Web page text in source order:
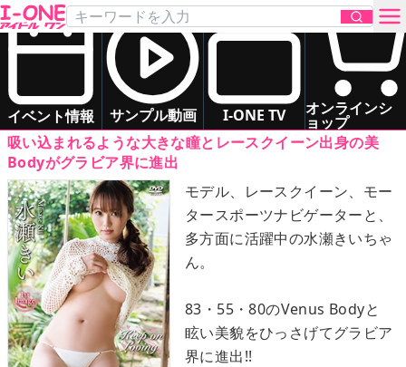
イベント情報 サンプル動画 I-ONE TV オンラインシ
ョップ
お問い合わせ
TOP
DVD
Blu-ray
サンプル動画
イベント情報
水瀬 きい
「Keep on Loving」 DVD
スレンダー
グラマー お姉さま系
吸い込まれるような大きな瞳とレースクイーン出身の美
Bodyがグラビア界に進出
モデル、レースクイーン、モー
タースポーツナビゲーターと、
多方面に活躍中の水瀬きいちゃ
ん。
83・55・80のVenus Bodyと
眩い美貌をひっさげてグラビア
界に進出!!